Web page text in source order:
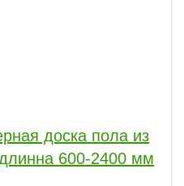
доска пола из
600-2400 мм